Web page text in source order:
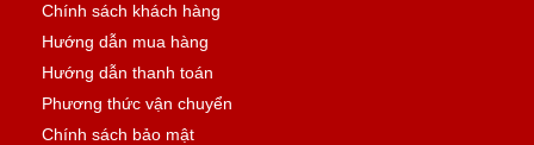
Chính sách khách hàng
Hướng dẫn mua hàng
Hướng dẫn thanh toán
Phương thức vận chuyển
Chính sách bảo mật